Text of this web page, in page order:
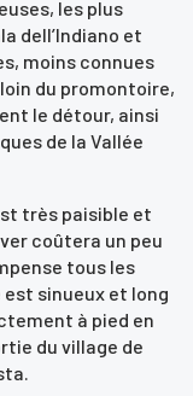
les plus
dell’Indiano et
moins connues
loin du promontoire,
le détour, ainsi
de la Vallée
très paisible et
coûtera un peu
tous les
sinueux et long
à pied en
du village de